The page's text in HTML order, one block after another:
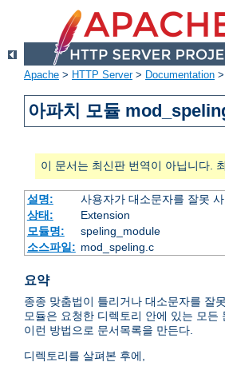
Apache > HTTP Server> Documentation >
아파치 모듈
이 문서는 최신판 번역이 아닙니다.
설명:
사용자가 대소문자를 잘못
상태:
Extension
모듈명:
speling_module
소스파일: mod_speling.c
요약
종종 맞춤법이 틀리거나 대소문자를 잘
모듈은 요청한 디렉토리 안에 있는 모든
이런 방법으로 문서목록을 만든다.
디렉토리를 살펴본 후에,